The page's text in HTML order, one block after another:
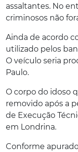
assaltantes. No
criminosos não
Ainda de acordo
utilizado pelos
O veículo seria
Paulo.
O corpo do idoso
removido após a
de Execução
em Londrina.
Conforme